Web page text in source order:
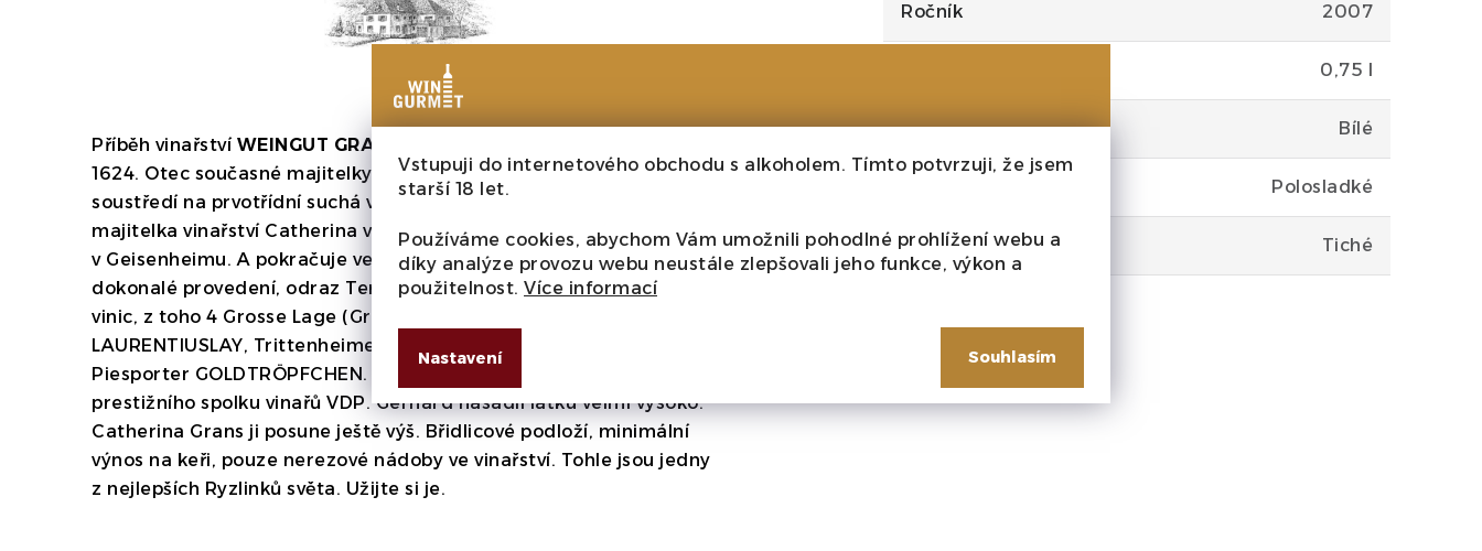
Vstupuji do internetového obchodu s alkoholem. Tímto potvrzuji, že jsem
starší 18 let.
Používáme cookies, abychom Vám umožnili pohodlné prohlížení webu a
díky analýze provozu webu neustále zlepšovali jeho funkce, výkon a
použitelnost. Více informací
Nastavení Souhlasím
Příběh vinařství WEINGUT GRANS-FASSIAN
1624. Otec současné majitelky Gerhard Grans se již od roku 1982
soustředí na prvotřídní suchá vína z odrůdy Ryzlink rýnský. Současná
majitelka vinařství Catherina vystudovala prestižní vinařskou školu
v Geisenheimu. A pokračuje ve šlépějích svého otce. Důraz na
dokonalé provedení, odraz Terroir, prvotřídní kvalitu. Pouze 12 ha
vinic, z toho 4 Grosse Lage (Grand Cru) vinice – Leiwener
LAURENTIUSLAY, Trittenheimer APOTHEKE, Dhroner HOFBERG a
Piesporter GOLDTRÖPFCHEN. Navíc od roku 2001 je vinařství členem
prestižního spolku vinařů VDP. Gerhard nasadil laťku velmi vysoko.
Catherina Grans ji posune ještě výš. Břidlicové podloží, minimální
výnos na keři, pouze nerezové nádoby ve vinařství. Tohle jsou jedny
z nejlepších Ryzlinků světa. Užijte si je.
Ročník 2007
0,75 l
Barva Bílé
Polosladké
Typ Tiché